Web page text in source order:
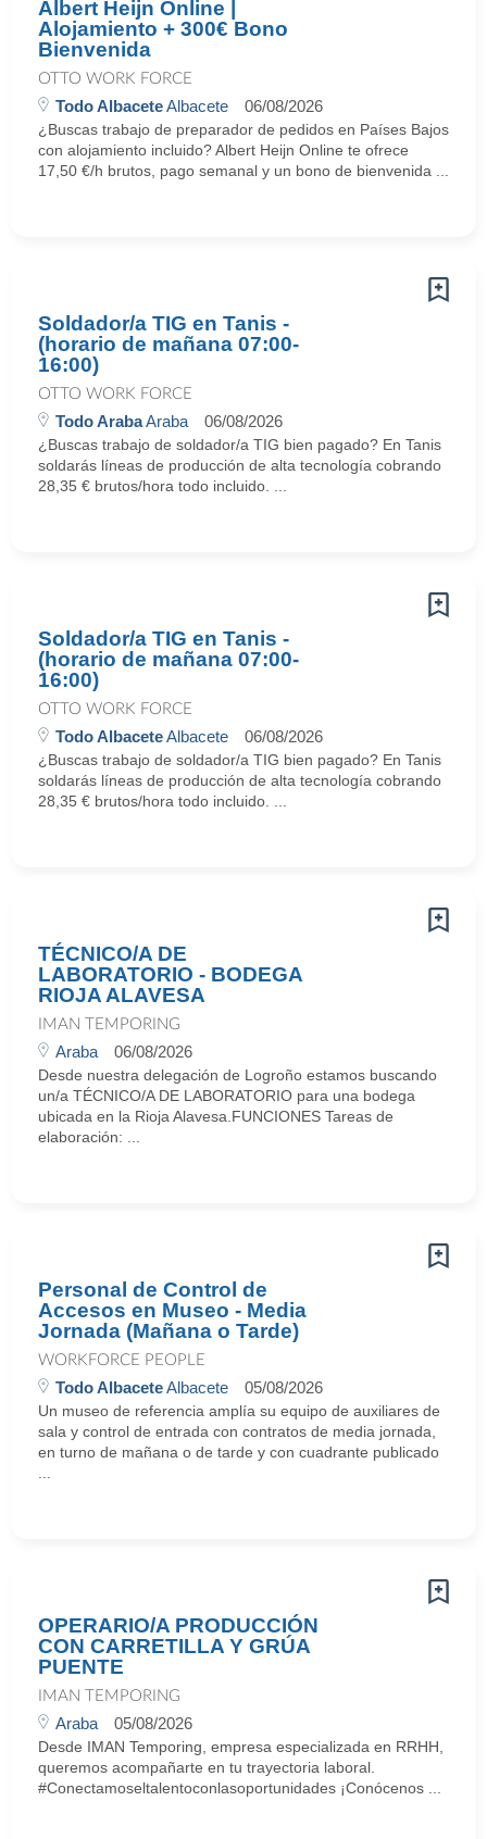
Albert Heijn Online |
Alojamiento + 300€ Bono
Bienvenida
OTTO WORK FORCE
Todo AlbaceteAlbacete 06/08/2026
¿Buscas trabajo de preparador de pedidos en Países Bajos
con alojamiento incluido? Albert Heijn Online te ofrece
17,50 €/h brutos, pago semanal y un bono de bienvenida ...
Soldador/a TIG en Tanis -
(horario de mañana 07:00-
16:00)
OTTO WORK FORCE
Todo ArabaAraba 06/08/2026
¿Buscas trabajo de soldador/a TIG bien pagado? En Tanis
soldarás líneas de producción de alta tecnología cobrando
28,35 € brutos/hora todo incluido. ...
Soldador/a TIG en Tanis -
(horario de mañana 07:00-
16:00)
OTTO WORK FORCE
Todo AlbaceteAlbacete 06/08/2026
¿Buscas trabajo de soldador/a TIG bien pagado? En Tanis
soldarás líneas de producción de alta tecnología cobrando
28,35 € brutos/hora todo incluido. ...
TÉCNICO/A DE
LABORATORIO - BODEGA
RIOJA ALAVESA
IMAN TEMPORING
Araba 06/08/2026
Desde nuestra delegación de Logroño estamos buscando
un/a TÉCNICO/A DE LABORATORIO para una bodega
ubicada en la Rioja Alavesa.FUNCIONES Tareas de
elaboración: ...
Personal de Control de
Accesos en Museo - Media
Jornada (Mañana o Tarde)
WORKFORCE PEOPLE
Todo AlbaceteAlbacete 05/08/2026
Un museo de referencia amplía su equipo de auxiliares de
sala y control de entrada con contratos de media jornada,
en turno de mañana o de tarde y con cuadrante publicado
OPERARIO/A PRODUCCIÓN
CON CARRETILLA Y GRÚA
PUENTE
IMAN TEMPORING
Araba 05/08/2026
Desde IMAN Temporing, empresa especializada en RRHH,
queremos acompañarte en tu trayectoria laboral.
#Conectamoseltalentoconlasoportunidades ¡Conócenos ...